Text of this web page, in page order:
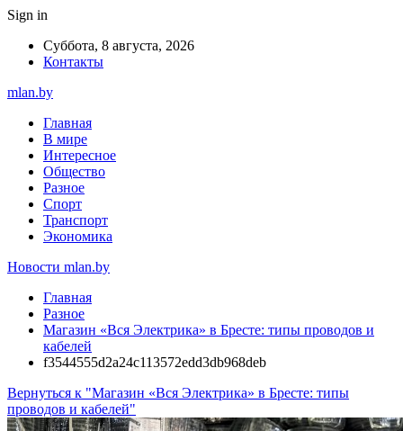
Sign in
Суббота, 8 августа, 2026
Контакты
mlan.by
Главная
В мире
Интересное
Общество
Разное
Спорт
Транспорт
Экономика
Новости mlan.by
Главная
Разное
Магазин «Вся Электрика» в Бресте: типы проводов и
кабелей
f3544555d2a24c113572edd3db968deb
Вернуться к "Магазин «Вся Электрика» в Бресте: типы
проводов и кабелей"